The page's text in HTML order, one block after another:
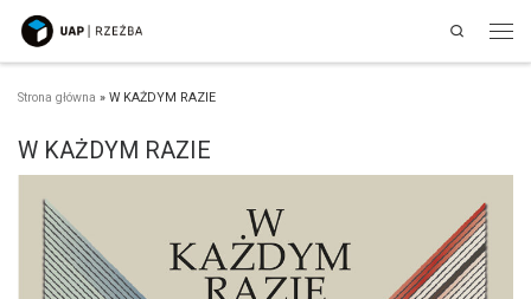
Przejdź do treści
Search
Strona główna » W KAŻDYM RAZIE
W KAŻDYM RAZIE